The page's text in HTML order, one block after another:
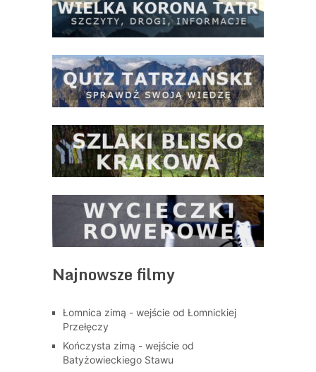
Najnowsze filmy
Łomnica zimą - wejście od Łomnickiej
Przełęczy
Kończysta zimą - wejście od
Batyżowieckiego Stawu